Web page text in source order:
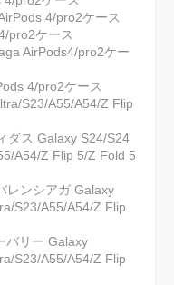
4/pro2ケース
pro2ケース
AirPods4/pro2ケー
4/pro2ケース
S23/A55/A54/Z Flip
ダス Galaxy S24/S24
A54/Z Flip 5/Z Fold 5
レンシアガ Galaxy
S23/A55/A54/Z Flip
バリー Galaxy
S23/A55/A54/Z Flip